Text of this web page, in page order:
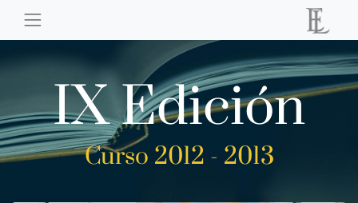
IX Edición
Curso 2012 - 2013